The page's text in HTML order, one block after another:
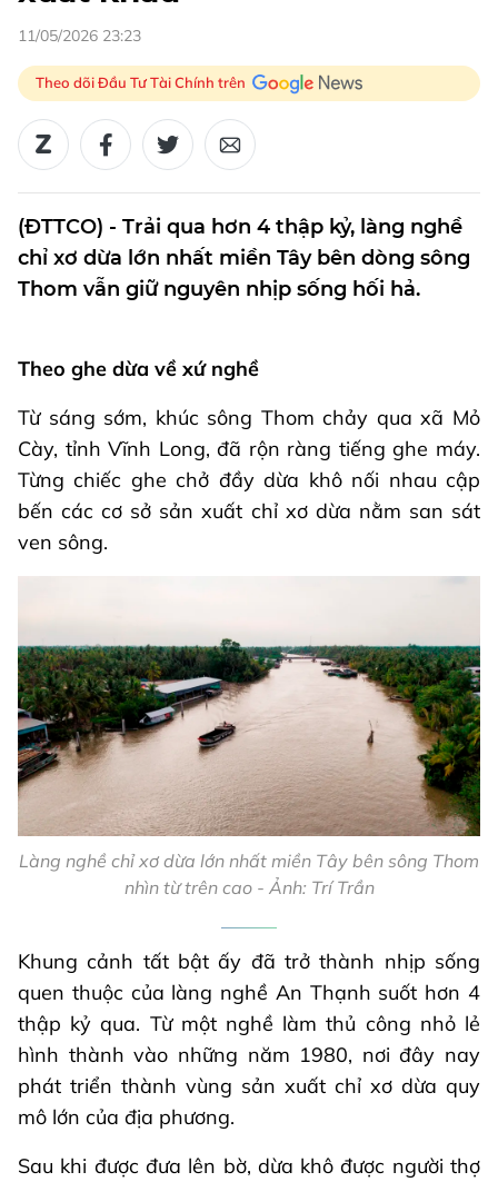
11/05/2026 23:23
Theo dõi Đầu Tư Tài Chính trên
(ĐTTCO) - Trải qua hơn 4 thập kỷ, làng nghề
chỉ xơ dừa lớn nhất miền Tây bên dòng sông
Thom vẫn giữ nguyên nhịp sống hối hả.
Theo ghe dừa về xứ nghề
Từ sáng sớm, khúc sông Thom chảy qua xã Mỏ
Cày, tỉnh Vĩnh Long, đã rộn ràng tiếng ghe máy.
Từng chiếc ghe chở đầy dừa khô nối nhau cập
bến các cơ sở sản xuất chỉ xơ dừa nằm san sát
ven sông.
Làng nghề chỉ xơ dừa lớn nhất miền Tây bên sông Thom
nhìn từ trên cao - Ảnh: Trí Trần
Khung cảnh tất bật ấy đã trở thành nhịp sống
quen thuộc của làng nghề An Thạnh suốt hơn 4
thập kỷ qua. Từ một nghề làm thủ công nhỏ lẻ
hình thành vào những năm 1980, nơi đây nay
phát triển thành vùng sản xuất chỉ xơ dừa quy
mô lớn của địa phương.
Sau khi được đưa lên bờ, dừa khô được người thợ